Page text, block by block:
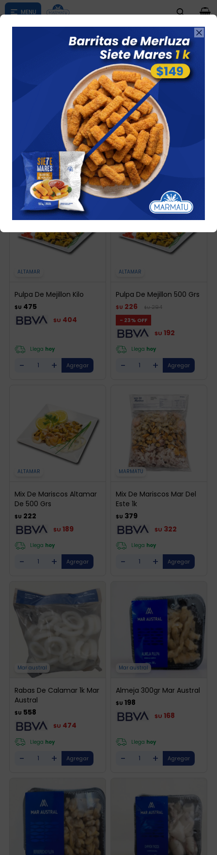

según su zona
0

MARISCOS
Ver 12 artículos
Recomendados
Filtrando por: Pescados / Mariscos Mariscos
Quitar filtros
ALTAMAR
Pulpa De Mejillon Kilo
$U 475
$U 404
Llega hoy
- +
ALTAMAR
Pulpa De Mejillon 500 Grs
$U 226 $U 294
23
$U 192
Llega hoy
- +
ALTAMAR
Mix De Mariscos Altamar
De 500 Grs
$U 222
$U 189
Llega hoy
- +
MARMATU
Mix De Mariscos Mar Del
Este 1k
$U 379
$U 322
Llega hoy
- +
Mar austral
Rabas De Calamar 1k Mar
Austral
$U 558
$U 474
Llega hoy
- +
Mar austral
Almeja 300gr Mar Austral
$U 198
$U 168
Llega hoy
- +